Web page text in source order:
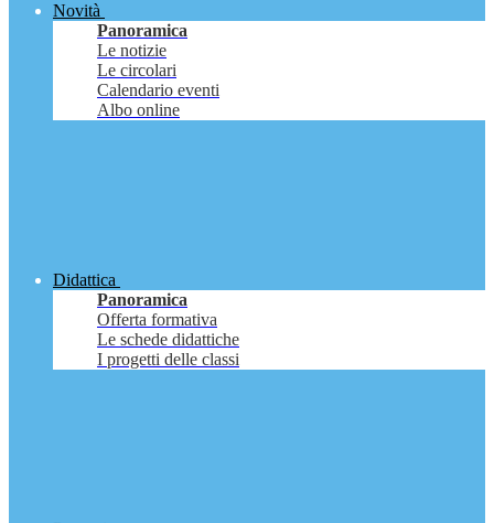
Novità
Panoramica
Le notizie
Le circolari
Calendario eventi
Albo online
Didattica
Panoramica
Offerta formativa
Le schede didattiche
I progetti delle classi